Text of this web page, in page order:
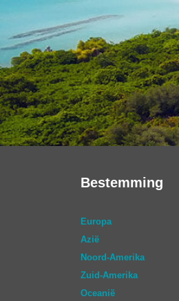
Bestemming
Europa
Azië
Noord-Amerika
Zuid-Amerika
Oceanië